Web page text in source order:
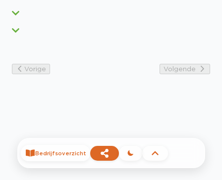
Vorige Volgende
Bedrijfsoverzicht